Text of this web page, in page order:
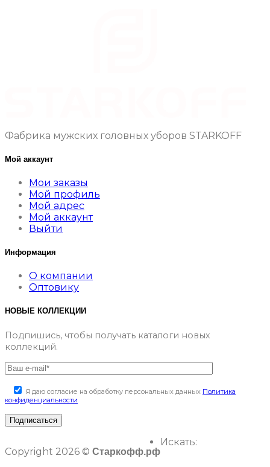
Фабрика мужских головных уборов STARKOFF
Мой аккаунт
Мои заказы
Мой профиль
Мой адрес
Мой аккаунт
Выйти
Информация
О компании
Оптовику
НОВЫЕ КОЛЛЕКЦИИ
Подпишись, чтобы получать каталоги новых
коллекций.
Я даю согласие на обработку персональных данных Политика
конфиденциальности
Copyright 2026 © Старкофф.рф
Искать: